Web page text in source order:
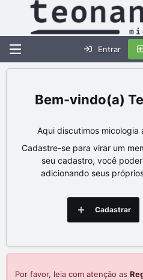
Entrar
Aqui discutimos micologia
Cadastre-se para virar um
seu cadastro, você
adicionando seus
Cadastrar
Por favor, leia com atenção as